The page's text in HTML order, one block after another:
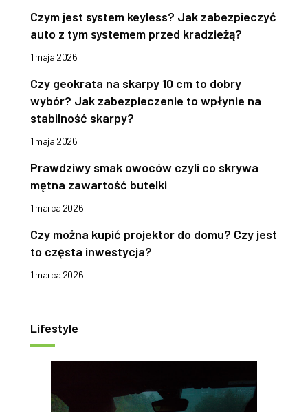
Czym jest system keyless? Jak zabezpieczyć
auto z tym systemem przed kradzieżą?
1 maja 2026
Czy geokrata na skarpy 10 cm to dobry
wybór? Jak zabezpieczenie to wpłynie na
stabilność skarpy?
1 maja 2026
Prawdziwy smak owoców czyli co skrywa
mętna zawartość butelki
1 marca 2026
Czy można kupić projektor do domu? Czy jest
to częsta inwestycja?
1 marca 2026
Lifestyle